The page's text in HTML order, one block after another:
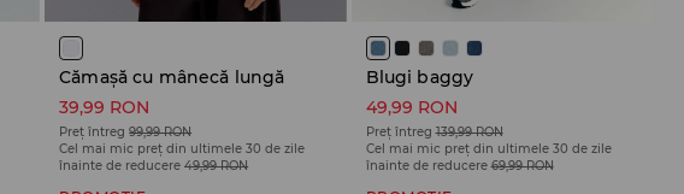
Cămașă cu mânecă lungă
39,99 RON
Preț întreg 99,99 RON
Cel mai mic preț din ultimele 30 de zile
înainte de reducere 49,99 RON
Blugi baggy
49,99 RON
Preț întreg 139,99 RON
Cel mai mic preț din ultimele 30 de zile
înainte de reducere 69,99 RON